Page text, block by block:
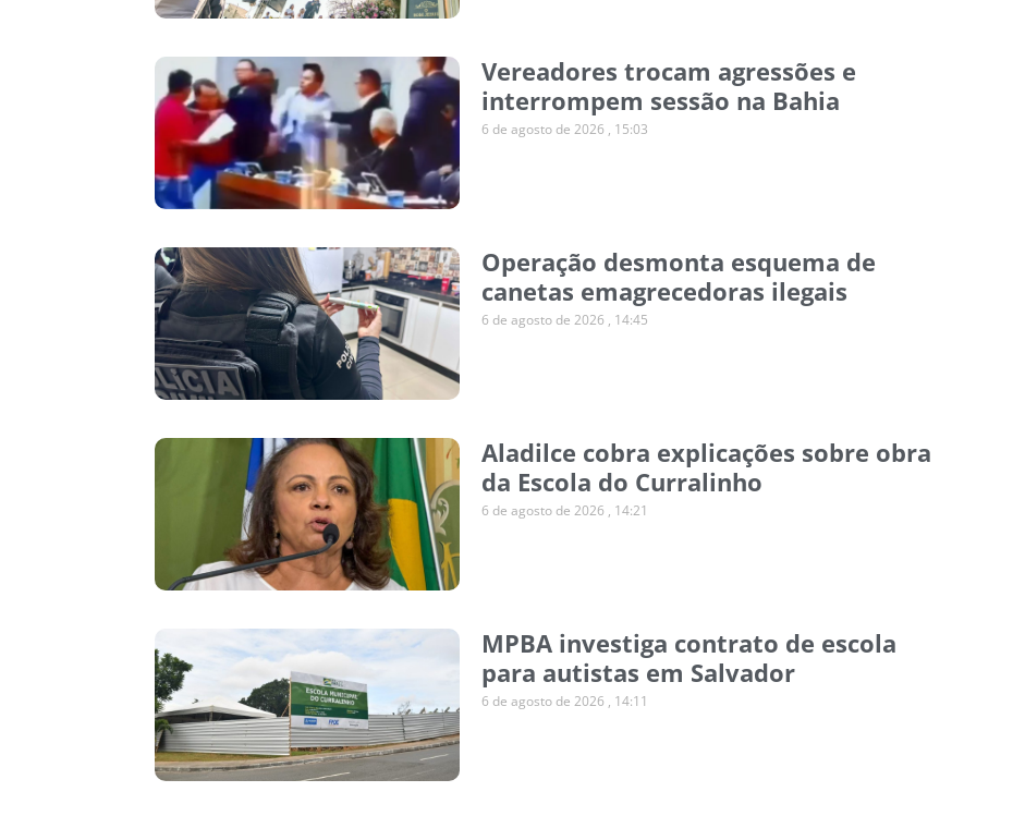
Vereadores trocam agressões e
interrompem sessão na Bahia
6 de agosto de 2026 15:03
Operação desmonta esquema de
canetas emagrecedoras ilegais
6 de agosto de 2026 14:45
Aladilce cobra explicações sobre obra
da Escola do Curralinho
6 de agosto de 2026 14:21
MPBA investiga contrato de escola
para autistas em Salvador
6 de agosto de 2026 14:11